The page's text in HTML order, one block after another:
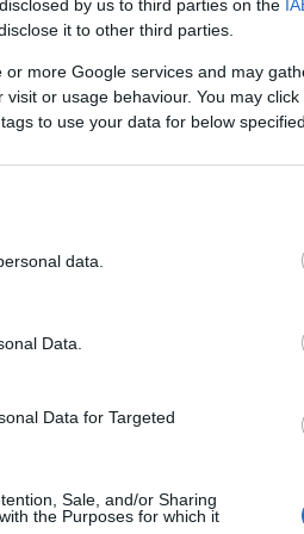
by us to third parties on the
it to other third parties.
more Google services and may
or usage behaviour. You may
to use your data for below
data.
Data.
Data for Targeted
Sale, and/or Sharing
the Purposes for which it
Aki
jól fizető
egyre szorosabban
elhelyezkedési